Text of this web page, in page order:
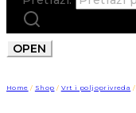
OPEN
Home / Shop / Vrt i poljoprivreda /